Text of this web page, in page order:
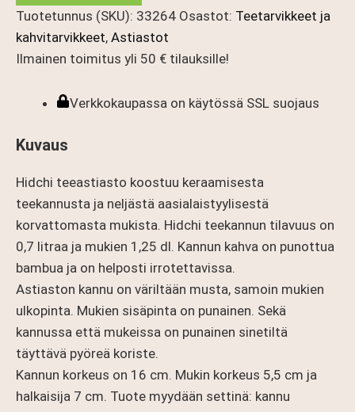
4
teemukia
määrä
Tuotetunnus (SKU): 33264 Osastot: Teetarvikkeet ja
kahvitarvikkeet, Astiastot
Ilmainen toimitus yli 50 € tilauksille!
Verkkokaupassa on käytössä SSL suojaus
Kuvaus
Hidchi teeastiasto koostuu keraamisesta
teekannusta ja neljästä aasialaistyylisestä
korvattomasta mukista. Hidchi teekannun tilavuus on
0,7 litraa ja mukien 1,25 dl. Kannun kahva on punottua
bambua ja on helposti irrotettavissa.
Astiaston kannu on väriltään musta, samoin mukien
ulkopinta. Mukien sisäpinta on punainen. Sekä
kannussa että mukeissa on punainen sinetiltä
täyttävä pyöreä koriste.
Kannun korkeus on 16 cm. Mukin korkeus 5,5 cm ja
halkaisija 7 cm. Tuote myydään settinä: kannu